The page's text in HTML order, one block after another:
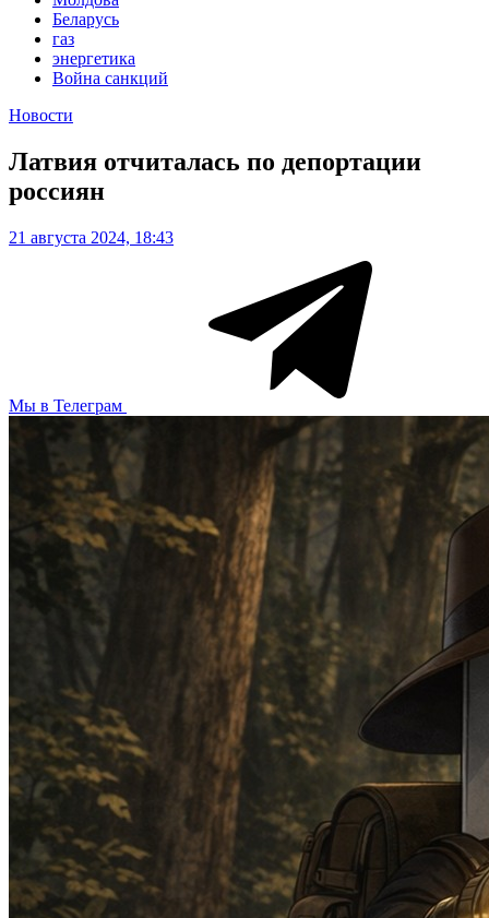
Беларусь
газ
энергетика
Война санкций
Новости
Латвия отчиталась по депортации
россиян
21 августа 2024, 18:43
Мы в Телеграм